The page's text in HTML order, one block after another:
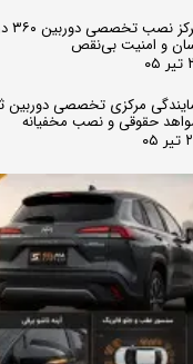
و امنیت بی‌نقص
مرکزی تخصصی دوربین
حقوقی و نصب مخفیانه